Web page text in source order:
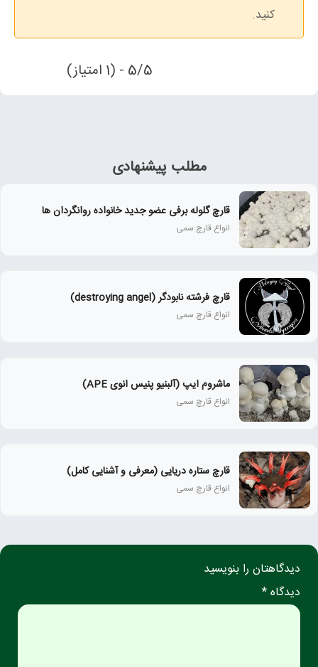
کنید.
5/5 - (1 امتیاز)
مطلب پیشنهادی
قارچ گلوله برفی عضو جدید خانواده روانگردان ها
انواع قارچ سمی
قارچ فرشته نابودگر (destroying angel)
انواع قارچ سمی
ماشروم ایپ (آلبنیو پنیس انوی APE)
انواع قارچ سمی
قارچ ستاره دریایی (معرفی و آشنایی کامل)
انواع قارچ سمی
دیدگاهتان را بنویسید
دیدگاه *